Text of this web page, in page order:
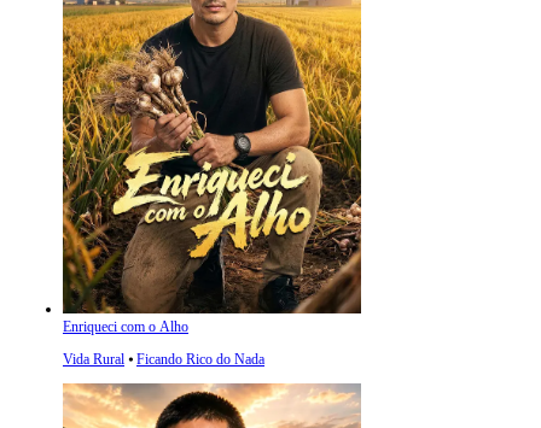
Enriqueci com o Alho
Vida Rural ⦁ Ficando Rico do Nada